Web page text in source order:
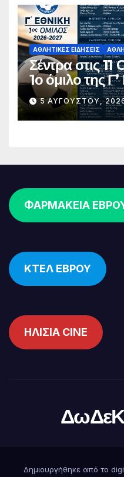
ΑΘΛΗΤΙΚΈΣ ΕΙΔΉΣΕΙΣ
Σέντρα στις 11
1ο όμιλο της Γ’
Ανακοινώθηκε
πρόγραμμα
5 ΑΥΓΟΎΣΤΟΥ,
ΦΑΡΜΑΚΕΙΑ
ΚΤΕΛ ΕΒΡΟΥ
ΗΛΙΣΙΑ CINE
Δημιουργήθηκε από το